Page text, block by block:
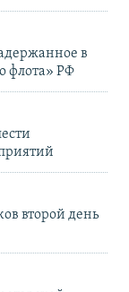
в
флота» РФ
второй день